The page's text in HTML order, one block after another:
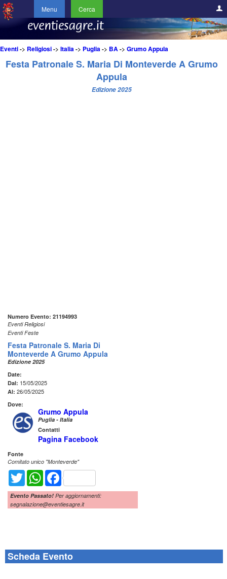
Menu Cerca
Eventi-> Religiosi-> Italia-> Puglia-> BA-> Grumo Appula
Festa Patronale S. Maria Di Monteverde A Grumo
Appula
Edizione 2025
Numero Evento: 21194993
Eventi Religiosi
Eventi Feste
Festa Patronale S. Maria Di
Monteverde A Grumo Appula
Edizione 2025
Date:
Dal: 15/05/2025
Al: 26/05/2025
Dove:
Grumo Appula
Puglia - Italia
Contatti
Pagina Facebook
Fonte
Comitato unico "Monteverde"
Twitter WhatsAppFacebook
Evento Passato! Per aggiornamenti:
segnalazione@eventiesagre.it
Scheda Evento